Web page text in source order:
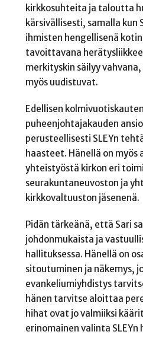
kirkkosuhteita ja taloutta
kärsivällisesti, samalla kun
ihmisten hengellisenä
tavoittavana
merkityskin säilyy
myös uudistuvat.
Edellisen
puheenjohtajakauden
perusteellisesti SLEYn
haasteet. Hänellä on myös
yhteistyöstä kirkon eri
seurakuntaneuvoston ja
kirkkovaltuuston jäsenenä.
Pidän tärkeänä, että Sari
johdonmukaista ja
hallituksessa. Hänellä on
sitoutuminen ja näkemys,
evankeliumiyhdistys
hänen tarvitse aloittaa
hihat ovat jo valmiiksi
erinomainen valinta SLEYn